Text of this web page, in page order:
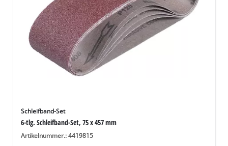
English
čeština
Schleifband-Set
6-tlg. Schleifband-Set, 75 x 457 mm
Artikelnummer.: 4419815